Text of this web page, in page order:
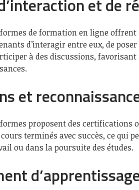
et de
de formation en ligne
d’interagir entre eux, de
à des discussions, favorisant
et
proposent des certifications
terminés avec succès, ce qui
ou dans la poursuite des études.